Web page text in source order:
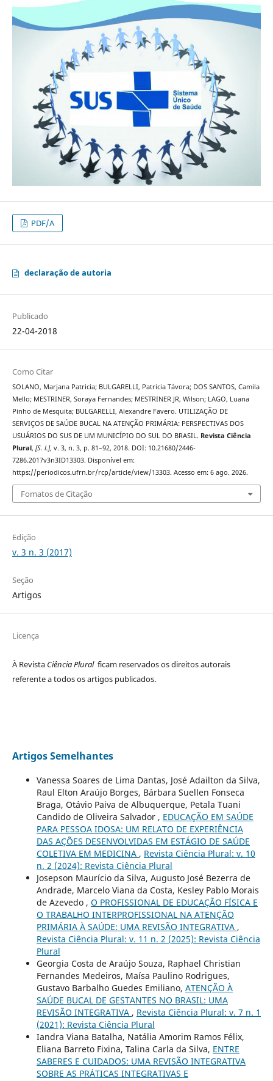
PDF/A
declaração de autoria
Publicado
22-04-2018
Como Citar
SOLANO, Marjana Patricia; BULGARELLI, Patricia Távora; DOS SANTOS, Camila
Mello; MESTRINER, Soraya Fernandes; MESTRINER JR, Wilson; LAGO, Luana
Pinho de Mesquita; BULGARELLI, Alexandre Favero. UTILIZAÇÃO DE
SERVIÇOS DE SAÚDE BUCAL NA ATENÇÃO PRIMÁRIA: PERSPECTIVAS DOS
USUÁRIOS DO SUS DE UM MUNICÍPIO DO SUL DO BRASIL. Revista Ciência
Plural, [S. l.], v. 3, n. 3, p. 81–92, 2018. DOI: 10.21680/2446-
7286.2017v3n3ID13303. Disponível em:
https://periodicos.ufrn.br/rcp/article/view/13303. Acesso em: 6 ago. 2026.
Fomatos de Citação
Edição
v. 3 n. 3 (2017)
Seção
Artigos
Licença
À Revista Ciência Plural ficam reservados os direitos autorais
referente a todos os artigos publicados.
Artigos Semelhantes
Vanessa Soares de Lima Dantas, José Adailton da Silva,
Raul Elton Araújo Borges, Bárbara Suellen Fonseca
Braga, Otávio Paiva de Albuquerque, Petala Tuani
Candido de Oliveira Salvador , EDUCAÇÃO EM SAÚDE
PARA PESSOA IDOSA: UM RELATO DE EXPERIÊNCIA
DAS AÇÕES DESENVOLVIDAS EM ESTÁGIO DE SAÚDE
COLETIVA EM MEDICINA , Revista Ciência Plural: v. 10
n. 2 (2024): Revista Ciência Plural
Josepson Maurício da Silva, Augusto José Bezerra de
Andrade, Marcelo Viana da Costa, Kesley Pablo Morais
de Azevedo , O PROFISSIONAL DE EDUCAÇÃO FÍSICA E
O TRABALHO INTERPROFISSIONAL NA ATENÇÃO
PRIMÁRIA À SAÚDE: UMA REVISÃO INTEGRATIVA ,
Revista Ciência Plural: v. 11 n. 2 (2025): Revista Ciência
Plural
Georgia Costa de Araújo Souza, Raphael Christian
Fernandes Medeiros, Maísa Paulino Rodrigues,
Gustavo Barbalho Guedes Emiliano, ATENÇÃO À
SAÚDE BUCAL DE GESTANTES NO BRASIL: UMA
REVISÃO INTEGRATIVA , Revista Ciência Plural: v. 7 n. 1
(2021): Revista Ciência Plural
Iandra Viana Batalha, Natália Amorim Ramos Félix,
Eliana Barreto Fixina, Talina Carla da Silva, ENTRE
SABERES E CUIDADOS: UMA REVISÃO INTEGRATIVA
SOBRE AS PRÁTICAS INTEGRATIVAS E